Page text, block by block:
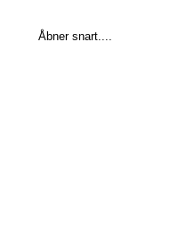
Åbner snart....